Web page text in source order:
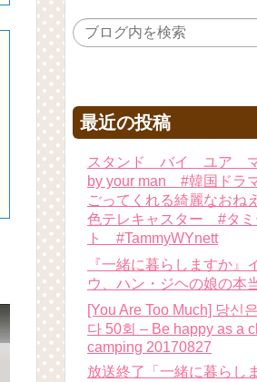
最近の投稿
スタンド バイ ユア
by your man #韓国ドラ
ごってくれる綺麗なお
色テレキャスター #タミ
ト #TammyWYnett
『一緒に暮らしますか』
ウ、ハン・ジヘの娘の本
[You Are Too Much] 당신
다 50회 – Be happy as a
camping 20170827
放送終了「一緒に暮らし